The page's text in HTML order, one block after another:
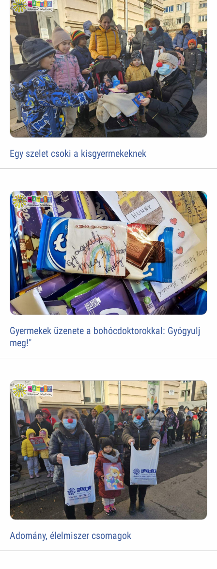
Egy szelet csoki a kisgyermekeknek
Gyermekek üzenete a bohócdoktorokkal: Gyógyulj
meg!"
Adomány, élelmiszer csomagok